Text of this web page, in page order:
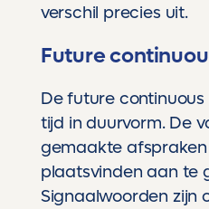
verschil precies uit.
Future
De future
tijd in duurvorm. De
gemaakte
plaatsvinden aan te
Signaalwoorden zijn